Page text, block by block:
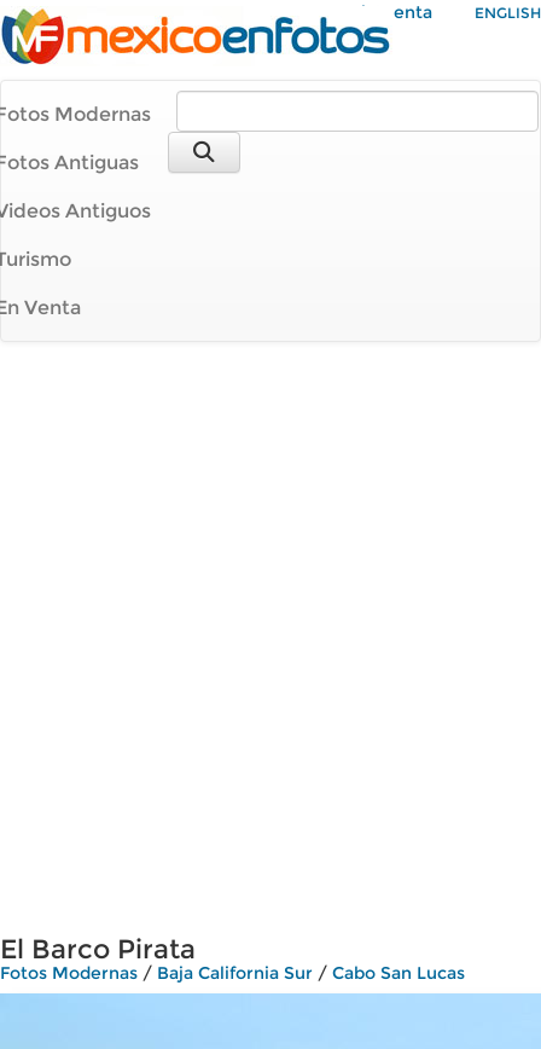
Mi Cuenta ENGLISH
Modernas
Antiguas
Antiguos
Venta
El Barco Pirata
Fotos Modernas / Baja California Sur / Cabo San Lucas